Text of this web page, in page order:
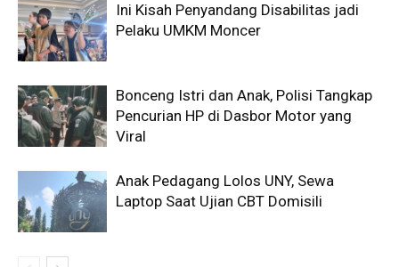
Ini Kisah Penyandang Disabilitas jadi
Pelaku UMKM Moncer
Bonceng Istri dan Anak, Polisi Tangkap
Pencurian HP di Dasbor Motor yang
Viral
Anak Pedagang Lolos UNY, Sewa
Laptop Saat Ujian CBT Domisili